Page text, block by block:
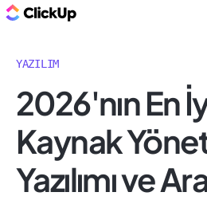
YAZILIM
2026'nın En
Kaynak
Yazılımı ve